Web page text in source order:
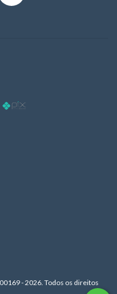
- 2026. Todos os direitos